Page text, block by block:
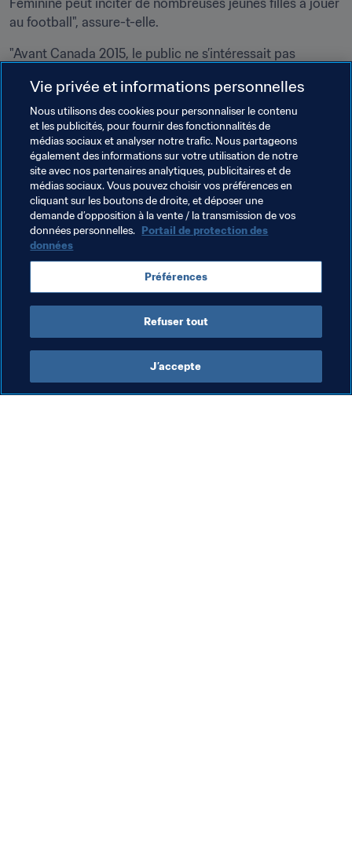
Féminine peut inciter de nombreuses jeunes filles à jouer
au football", assure-t-elle.
"Avant Canada 2015, le public ne s’intéressait pas
supporters sont avec nous. Certains n’hésitent pas à
parcourir de longues distances pour venir nous
encourager. La Thaïlande progresse en Asie, mais il reste
encore beaucoup à faire pour être compétitif au niveau
mondial. Mais j’ai le sentiment que la réussite de notre
équipe nationale peut servir de moteur au
développement du football féminin thaïlandais."
Thèmes en lien
Thailand
Vie privée et informations personnelles
Nous utilisons des cookies pour personnaliser le contenu
et les publicités, pour fournir des fonctionnalités de
médias sociaux et analyser notre trafic. Nous partageons
également des informations sur votre utilisation de notre
site avec nos partenaires analytiques, publicitaires et de
médias sociaux. Vous pouvez choisir vos préférences en
cliquant sur les boutons de droite, et déposer une
demande d’opposition à la vente / la transmission de vos
données personnelles. Portail de protection des
données
Préférences
Refuser tout
J’accepte